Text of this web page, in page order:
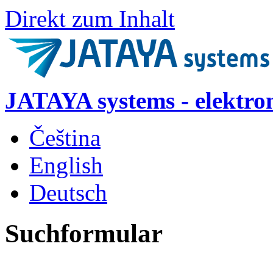
Direkt zum Inhalt
JATAYA systems -
Čeština
English
Deutsch
Suchformular